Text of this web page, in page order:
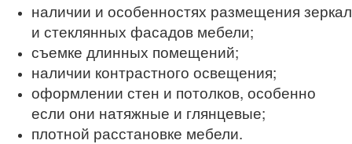
наличии и особенностях размещения зеркал
и стеклянных фасадов мебели;
съемке длинных помещений;
наличии контрастного освещения;
оформлении стен и потолков, особенно
если они натяжные и глянцевые;
плотной расстановке мебели.